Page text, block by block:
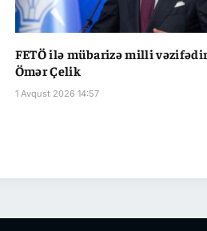
FETÖ ilə mübarizə milli
Ömər Çelik
1 Avqust 2026 14:57